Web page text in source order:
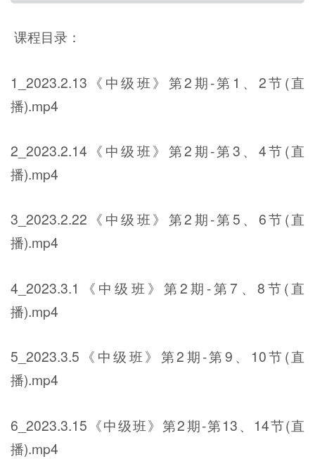
课程目录：
1_2023.2.13《中级班》第2期-第1、2节(直
播).mp4
2_2023.2.14《中级班》第2期-第3、4节(直
播).mp4
3_2023.2.22《中级班》第2期-第5、6节(直
播).mp4
4_2023.3.1《中级班》第2期-第7、8节(直
播).mp4
5_2023.3.5《中级班》第2期-第9、10节(直
播).mp4
6_2023.3.15《中级班》第2期-第13、14节(直
播).mp4